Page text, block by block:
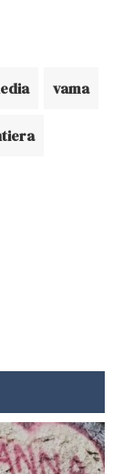
vama